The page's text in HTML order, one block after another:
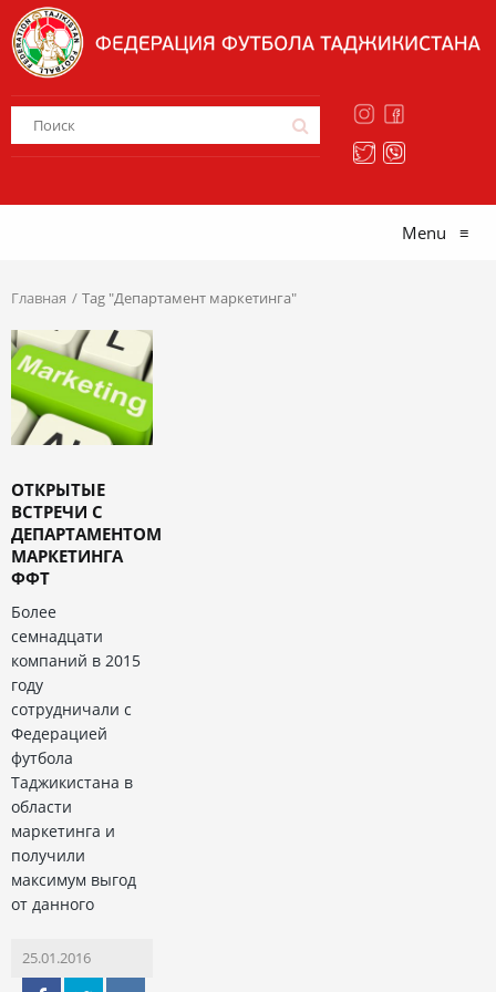
Menu ≡
Главная Tag "Департамент маркетинга"
ОТКРЫТЫЕ
ВСТРЕЧИ С
ДЕПАРТАМЕНТОМ
МАРКЕТИНГА
ФФТ
Более
семнадцати
компаний в 2015
году
сотрудничали с
Федерацией
футбола
Таджикистана в
области
маркетинга и
получили
максимум выгод
от данного
25.01.2016